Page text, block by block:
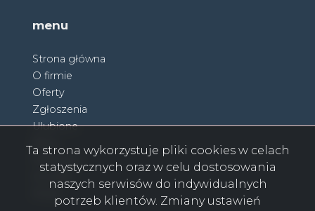
menu
Strona główna
O firmie
Oferty
Zgłoszenia
Ulubione
Kontakt
Ta strona wykorzystuje pliki cookies w celach
statystycznych oraz w celu dostosowania
naszych serwisów do indywidualnych
potrzeb klientów. Zmiany ustawień